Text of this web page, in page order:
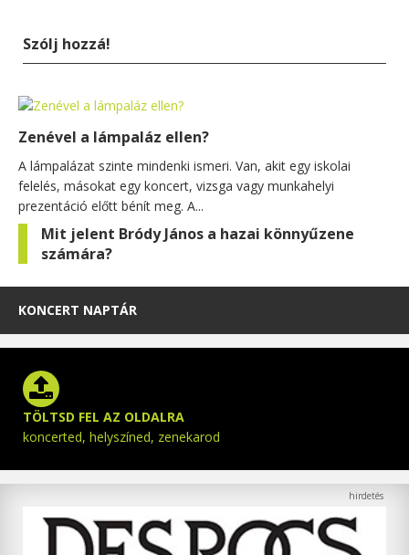
Szólj hozzá!
Zenével a lámpaláz ellen?
A lámpalázat szinte mindenki ismeri. Van, akit egy iskolai
felelés, másokat egy koncert, vizsga vagy munkahelyi
prezentáció előtt bénít meg. A...
Mit jelent Bródy János a hazai könnyűzene
számára?
KONCERT NAPTÁR
TÖLTSD FEL AZ OLDALRA
koncerted, helyszíned, zenekarod